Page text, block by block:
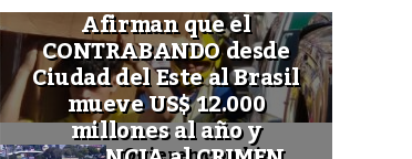
Afirman que el
CONTRABANDO desde
Ciudad del Este al Brasil
mueve US$ 12.000
millones al año y